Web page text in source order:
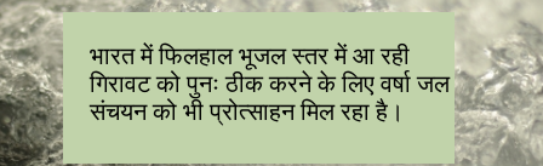
भारत में फिलहाल भूजल स्तर में आ रही
गिरावट को पुनः ठीक करने के लिए वर्षा जल
संचयन को भी प्रोत्साहन मिल रहा है।